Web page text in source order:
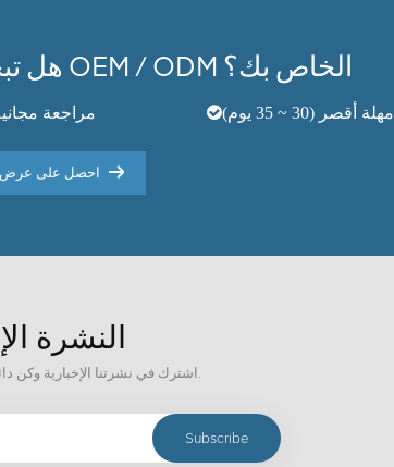
هل تبحث عن شريك لبدء مشروع OEM / ODM الخاص بك؟
مراجعة مهلة أقصر (30 ~ 35 يوم)
احصل على عرض
النشرة